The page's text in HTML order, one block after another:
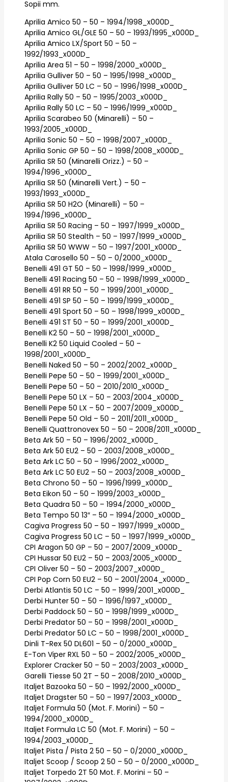
Sopii mm.
Aprilia Amico 50 – 50 – 1994/1998_x000D_
Aprilia Amico GL/GLE 50 – 50 – 1993/1995_x000D_
Aprilia Amico LX/Sport 50 – 50 –
1992/1993_x000D_
Aprilia Area 51 – 50 – 1998/2000_x000D_
Aprilia Gulliver 50 – 50 – 1995/1998_x000D_
Aprilia Gulliver 50 LC – 50 – 1996/1998_x000D_
Aprilia Rally 50 – 50 – 1995/2003_x000D_
Aprilia Rally 50 LC – 50 – 1996/1999_x000D_
Aprilia Scarabeo 50 (Minarelli) – 50 –
1993/2005_x000D_
Aprilia Sonic 50 – 50 – 1998/2007_x000D_
Aprilia Sonic GP 50 – 50 – 1998/2008_x000D_
Aprilia SR 50 (Minarelli Orizz.) – 50 –
1994/1996_x000D_
Aprilia SR 50 (Minarelli Vert.) – 50 –
1993/1993_x000D_
Aprilia SR 50 H2O (Minarelli) – 50 –
1994/1996_x000D_
Aprilia SR 50 Racing – 50 – 1997/1999_x000D_
Aprilia SR 50 Stealth – 50 – 1997/1999_x000D_
Aprilia SR 50 WWW – 50 – 1997/2001_x000D_
Atala Carosello 50 – 50 – 0/2000_x000D_
Benelli 491 GT 50 – 50 – 1998/1999_x000D_
Benelli 491 Racing 50 – 50 – 1998/1999_x000D_
Benelli 491 RR 50 – 50 – 1999/2001_x000D_
Benelli 491 SP 50 – 50 – 1999/1999_x000D_
Benelli 491 Sport 50 – 50 – 1998/1999_x000D_
Benelli 491 ST 50 – 50 – 1999/2001_x000D_
Benelli K2 50 – 50 – 1998/2001_x000D_
Benelli K2 50 Liquid Cooled – 50 –
1998/2001_x000D_
Benelli Naked 50 – 50 – 2002/2002_x000D_
Benelli Pepe 50 – 50 – 1999/2001_x000D_
Benelli Pepe 50 – 50 – 2010/2010_x000D_
Benelli Pepe 50 LX – 50 – 2003/2004_x000D_
Benelli Pepe 50 LX – 50 – 2007/2009_x000D_
Benelli Pepe 50 Old – 50 – 2011/2011_x000D_
Benelli Quattronovex 50 – 50 – 2008/2011_x000D_
Beta Ark 50 – 50 – 1996/2002_x000D_
Beta Ark 50 EU2 – 50 – 2003/2008_x000D_
Beta Ark LC 50 – 50 – 1996/2002_x000D_
Beta Ark LC 50 EU2 – 50 – 2003/2008_x000D_
Beta Chrono 50 – 50 – 1996/1999_x000D_
Beta Eikon 50 – 50 – 1999/2003_x000D_
Beta Quadra 50 – 50 – 1994/2000_x000D_
Beta Tempo 50 13″ – 50 – 1994/2000_x000D_
Cagiva Progress 50 – 50 – 1997/1999_x000D_
Cagiva Progress 50 LC – 50 – 1997/1999_x000D_
CPI Aragon 50 GP – 50 – 2007/2009_x000D_
CPI Hussar 50 EU2 – 50 – 2003/2005_x000D_
CPI Oliver 50 – 50 – 2003/2007_x000D_
CPI Pop Corn 50 EU2 – 50 – 2001/2004_x000D_
Derbi Atlantis 50 LC – 50 – 1999/2001_x000D_
Derbi Hunter 50 – 50 – 1996/1997_x000D_
Derbi Paddock 50 – 50 – 1998/1999_x000D_
Derbi Predator 50 – 50 – 1998/2001_x000D_
Derbi Predator 50 LC – 50 – 1998/2001_x000D_
Dinli T-Rex 50 DL601 – 50 – 0/2000_x000D_
E-Ton Viper RXL 50 – 50 – 2002/2005_x000D_
Explorer Cracker 50 – 50 – 2003/2003_x000D_
Garelli Tiesse 50 2T – 50 – 2008/2010_x000D_
Italjet Bazooka 50 – 50 – 1992/2000_x000D_
Italjet Dragster 50 – 50 – 1997/2003_x000D_
Italjet Formula 50 (Mot. F. Morini) – 50 –
1994/2000_x000D_
Italjet Formula LC 50 (Mot. F. Morini) – 50 –
1994/2003_x000D_
Italjet Pista / Pista 2 50 – 50 – 0/2000_x000D_
Italjet Scoop / Scoop 2 50 – 50 – 0/2000_x000D_
Italjet Torpedo 2T 50 Mot. F. Morini – 50 –